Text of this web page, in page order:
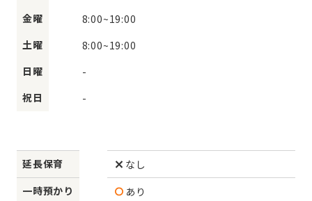
金曜
8:00~19:00
土曜
8:00~19:00
日曜
-
祝日
-
延長保育
なし
一時預かり
あり